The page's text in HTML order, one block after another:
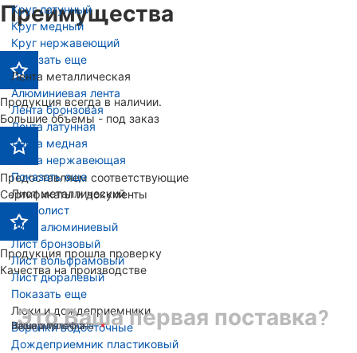
Круг латунный
Круг медный
Круг нержавеющий
Показать еще
Лента металлическая
Алюминиевая лента
Лента бронзовая
Лента латунная
Лента медная
Лента нержавеющая
Показать еще
Лист металлический
Гофролист
Лист алюминиевый
Лист бронзовый
Лист вольфрамовый
Лист дюралевый
Показать еще
Люки и дождеприемники
Воронки водосточные
Дождеприемник пластиковый
Преимущества
Продукция всегда в наличии.
Большие объемы - под заказ
Предоставляем соответствующие
Сертификаты и документы
Продукция прошла проверку
Качества на производстве
Это Ваша первая поставка?
Ваше имя
Номер телефона
Ваша эл. почта